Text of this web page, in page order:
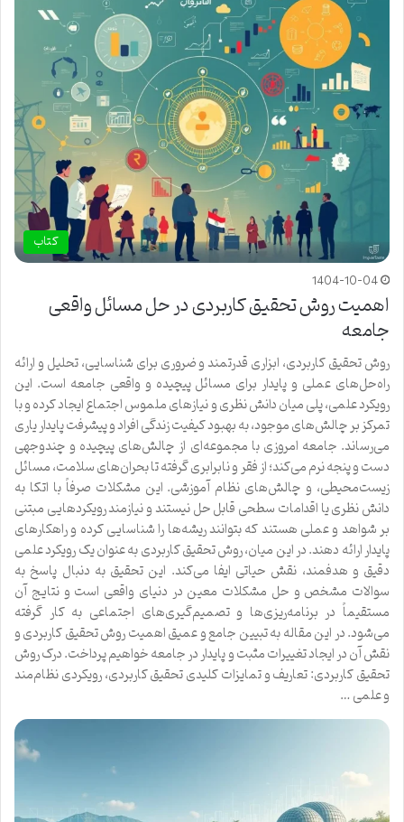
کتاب
1404-10-04
اهمیت روش تحقیق کاربردی در حل مسائل واقعی
جامعه
روش تحقیق کاربردی، ابزاری قدرتمند و ضروری برای شناسایی، تحلیل و ارائه
راه‌حل‌های عملی و پایدار برای مسائل پیچیده و واقعی جامعه است. این
رویکرد علمی، پلی میان دانش نظری و نیازهای ملموس اجتماع ایجاد کرده و با
تمرکز بر چالش‌های موجود، به بهبود کیفیت زندگی افراد و پیشرفت پایدار یاری
می‌رساند. جامعه امروزی با مجموعه‌ای از چالش‌های پیچیده و چندوجهی
دست و پنجه نرم می‌کند؛ از فقر و نابرابری گرفته تا بحران‌های سلامت، مسائل
زیست‌محیطی، و چالش‌های نظام آموزشی. این مشکلات صرفاً با اتکا به
دانش نظری یا اقدامات سطحی قابل حل نیستند و نیازمند رویکردهایی مبتنی
بر شواهد و عملی هستند که بتوانند ریشه‌ها را شناسایی کرده و راهکارهای
پایدار ارائه دهند. در این میان، روش تحقیق کاربردی به عنوان یک رویکرد علمی
دقیق و هدفمند، نقش حیاتی ایفا می‌کند. این تحقیق به دنبال پاسخ به
سوالات مشخص و حل مشکلات معین در دنیای واقعی است و نتایج آن
مستقیماً در برنامه‌ریزی‌ها و تصمیم‌گیری‌های اجتماعی به کار گرفته
می‌شود. در این مقاله به تبیین جامع و عمیق اهمیت روش تحقیق کاربردی و
نقش آن در ایجاد تغییرات مثبت و پایدار در جامعه خواهیم پرداخت. درک روش
تحقیق کاربردی: تعاریف و تمایزات کلیدی تحقیق کاربردی، رویکردی نظام‌مند
و علمی …